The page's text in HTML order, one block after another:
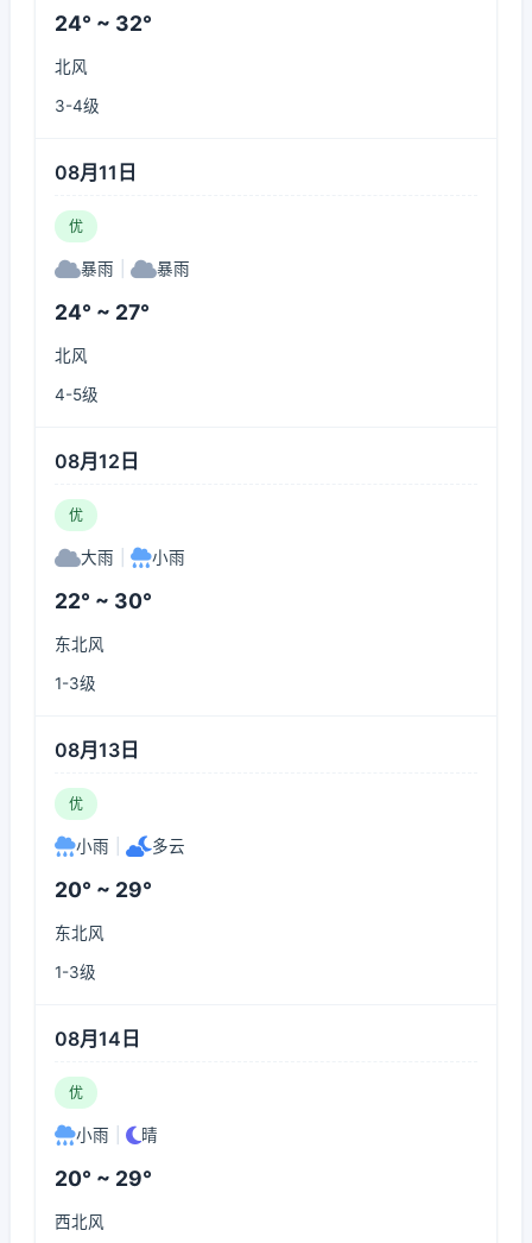
24° ~ 32°
北风
3-4级
08月11日
优
暴雨 暴雨
24° ~ 27°
北风
4-5级
08月12日
优
大雨 小雨
22° ~ 30°
东北风
1-3级
08月13日
优
小雨 多云
20° ~ 29°
东北风
1-3级
08月14日
优
小雨 晴
20° ~ 29°
西北风